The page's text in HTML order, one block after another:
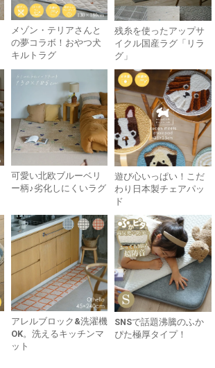
メゾン・テリアさんと
の夢コラボ！おやつ犬
キルトラグ
残糸を使ったアップサ
イクル国産ラグ「リラ
グ」
可愛い北欧ブルーベリ
ー柄♪劣化しにくいラグ
遊び心いっぱい！こだ
わり日本製チェアパッ
ド
アレルブロック&洗濯機
OK。洗えるキッチンマ
ット
SNSで話題沸騰のふか
ぴた極厚タイプ！